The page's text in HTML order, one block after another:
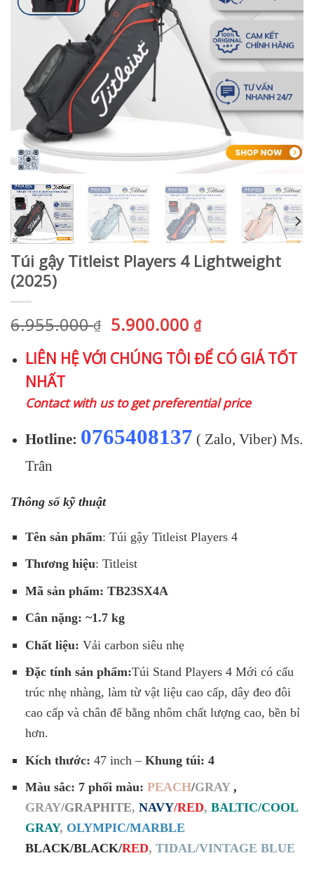
Túi gậy Titleist Players 4 Lightweight
(2025)
6.955.000₫
Giá
gốc
là:
5.900.000 ₫Giá
hiện
tại
5.900.000 ₫.
LIÊN HỆ VỚI CHÚNG TÔI ĐỂ CÓ GIÁ TỐT
NHẤT
Contact with us to get preferential price
Hotline: 0765408137 ( Zalo, Viber) Ms.
Trân
Thông số kỹ thuật
Tên sản phẩm: Túi gậy Titleist Players 4
Thương hiệu: Titleist
Mã sản phẩm: TB23SX4A
Cân nặng: ~1.7 kg
Chất liệu: Vải carbon siêu nhẹ
Đặc tính sản phẩm:Túi Stand Players 4 Mới có cấu
trúc nhẹ nhàng, làm từ vật liệu cao cấp, dây đeo đôi
cao cấp và chân đế bằng nhôm chất lượng cao, bền bỉ
hơn.
Kích thước: 47 inch – Khung túi: 4
Màu sắc: 7 phối màu: PEACH/GRAY ,
GRAY/GRAPHITE, NAVY/RED, BALTIC/COOL
GRAY, OLYMPIC/MARBLE
BLACK/BLACK/RED, TIDAL/VINTAGE BLUE